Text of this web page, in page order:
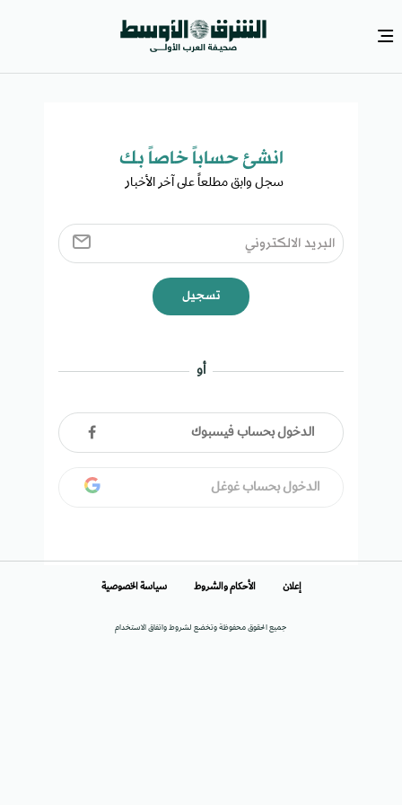
انشئ حساباً خاصاً بك​
سجل وابق مطلعاً على آخر الأخبار ​
تسجيل
أو
الدخول بحساب فيسبوك
الدخول بحساب غوغل
جميع الحقوق محفوظة وتخضع لشروط واتفاق الاستخدام
إعلان الأحكام والشروط سياسة الخصوصية